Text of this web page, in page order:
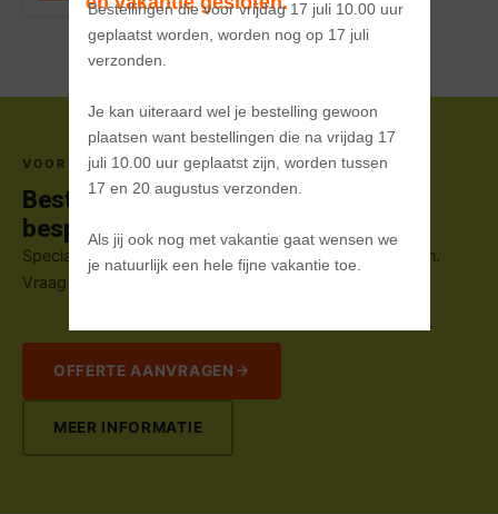
VOOR BEDRIJVEN & GROOTHANDEL
Bestel ingrote aantallen,
bespaar op uw stickers
Speciaal tarief voor bedrijven, resellers en evenementen.
Vraag een offerte aan voor oplages van 500+ stuks.
OFFERTE AANVRAGEN
MEER INFORMATIE
Bestellingen die voor vrijdag 17 juli 10.00 uur
geplaatst worden, worden nog op 17 juli
verzonden.
Je kan uiteraard wel je bestelling gewoon
plaatsen want bestellingen die na vrijdag 17
juli 10.00 uur geplaatst zijn, worden tussen
17 en 20 augustus verzonden.
Als jij ook nog met vakantie gaat wensen we
je natuurlijk een hele fijne vakantie toe.